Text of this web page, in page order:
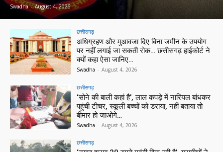
Swadha - August 4, 2026
छत्तीसगढ़
अधिग्रहण और मुआवजा दिए बिना जमीन के उपयोग
पर नहीं लगाई जा सकती रोक… छत्तीसगढ़ हाईकोर्ट ने
क्यों कहा ऐसा जानिए…
Swadha - August 4, 2026
छत्तीसगढ़
‘सोने की बाली कहां है’, लाल कपड़े में नारियल बांधकर
पहुंची टीचर, स्कूली बच्चों को डराया, नहीं बताया तो
बीमार हो जाओगे…
Swadha - August 4, 2026
छत्तीसगढ़